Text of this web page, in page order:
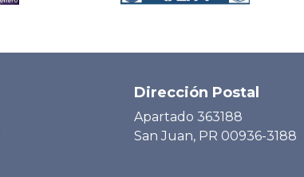
Dirección Postal
Apartado 363188
San Juan, PR 00936-3188